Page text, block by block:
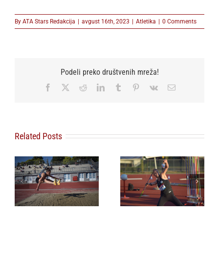
By ATA Stars Redakcija avgust 16th, 2023 Atletika 0 Comments
Podeli preko društvenih mreža!
Facebook RedditLinkedInTumblr Pinterest
Vk Email
Related Posts
Adriana Vilagoš: Cilj
mi je da bacim
najdalje ove sezone
Angelina Topić:
Verujem u čuda